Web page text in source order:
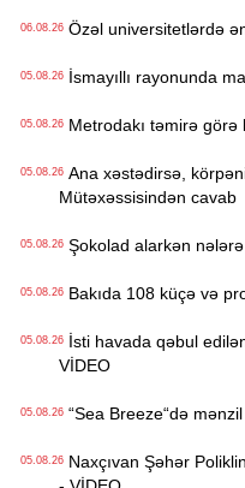
06.08.26Özəl universitetlərdə
05.08.26İsmayıllı rayonunda
05.08.26Metrodakı təmirə görə
05.08.26Ana xəstədirsə,
Mütəxəssisindən cavab
05.08.26Şokolad alarkən
05.08.26Bakıda 108 küçə və
05.08.26İsti havada qəbul
VİDEO
05.08.26“Sea Breeze“də
05.08.26Naxçıvan Şəhər